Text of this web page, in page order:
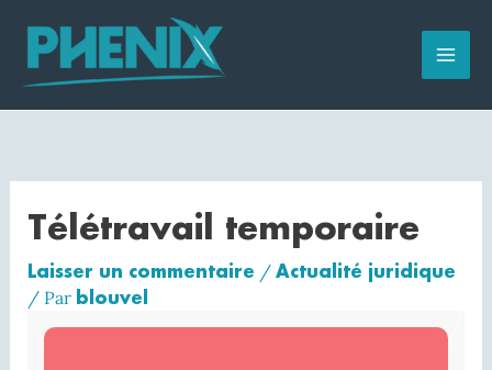
contenu
Télétravail temporaire
Laisser un commentaire / Actualité juridique
/ Par blouvel